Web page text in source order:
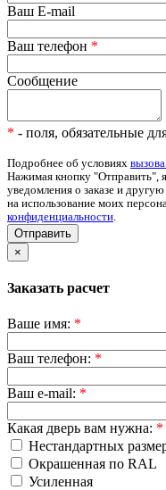
Ваш E-mail
Ваш телефон *
Сообщение
* - поля, обязательные
Подробнее об условиях
Нажимая кнопку "Отправить",
уведомления о заказе и
на использование моих
конфиденциальности.
Отправить
×
Заказать расчет
Ваше имя: *
Ваш телефон: *
Ваш e-mail: *
Какая дверь вам нужна: *
Нестандартных
Окрашенная по RAL
Усиленная